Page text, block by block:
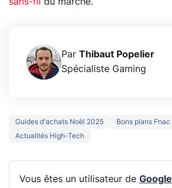
Par Thibaut Popelier
Spécialiste Gaming
Guides d'achats Noël 2025
Bons plans Fnac
Actualités High-Tech
Vous êtes un utilisateur de Google